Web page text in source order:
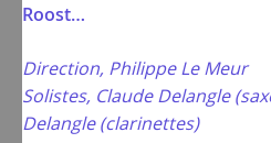
Roost…
Direction, Philippe Le Meur
Solistes, Claude Delangle
Delangle (clarinettes)